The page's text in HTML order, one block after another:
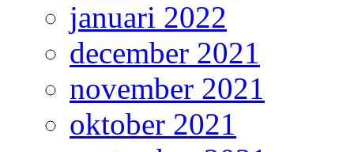
januari 2022
december 2021
november 2021
oktober 2021